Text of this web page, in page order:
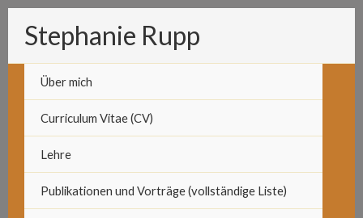
Zum
Inhalt
springenStephanie Rupp
Über mich
Curriculum Vitae (CV)
Lehre
Publikationen und Vorträge (vollständige Liste)